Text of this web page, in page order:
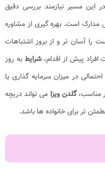
مسیر نیازمند بررسی دقیق
مدارک است. بهره گیری از مشاوره
را آسان تر و از بروز اشتباهات
افراد پیش از اقدام،شرایطبه روز
در میزان سرمایه گذاری یا
مناسب،گلدن ویزا می تواند دریچه
تر برای خانواده ها باشد.